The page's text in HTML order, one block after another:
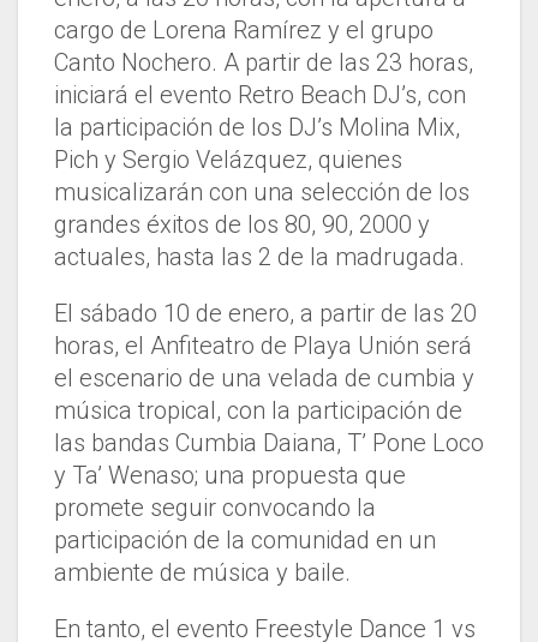
cargo de Lorena Ramírez y el grupo
Canto Nochero. A partir de las 23 horas,
iniciará el evento Retro Beach DJ’s, con
la participación de los DJ’s Molina Mix,
Pich y Sergio Velázquez, quienes
musicalizarán con una selección de los
grandes éxitos de los 80, 90, 2000 y
actuales, hasta las 2 de la madrugada.
El sábado 10 de enero, a partir de las 20
horas, el Anfiteatro de Playa Unión será
el escenario de una velada de cumbia y
música tropical, con la participación de
las bandas Cumbia Daiana, T’ Pone Loco
y Ta’ Wenaso; una propuesta que
promete seguir convocando la
participación de la comunidad en un
ambiente de música y baile.
En tanto, el evento Freestyle Dance 1 vs